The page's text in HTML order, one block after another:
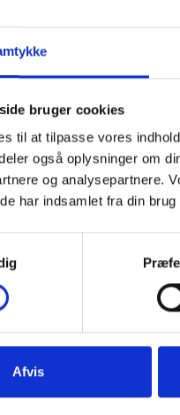
bruger cookies
til at tilpasse vores
også oplysninger om
og analysepartnere.
har indsamlet fra din brug
Afvis
oktober 2023
Hjort. Du kan tænde et lys,
et hjerte eller en rose